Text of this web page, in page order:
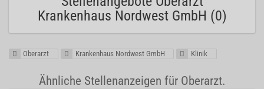
Krankenhaus Nordwest GmbH (0)
Oberarzt Krankenhaus Nordwest GmbH Klinik
Ähnliche Stellenanzeigen für Oberarzt.